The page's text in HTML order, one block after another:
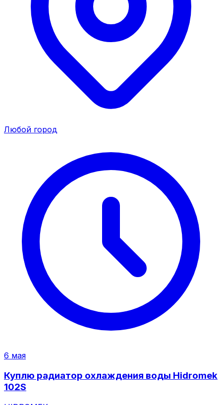
Любой город
6 мая
Куплю радиатор охлаждения воды Hidromek
102S